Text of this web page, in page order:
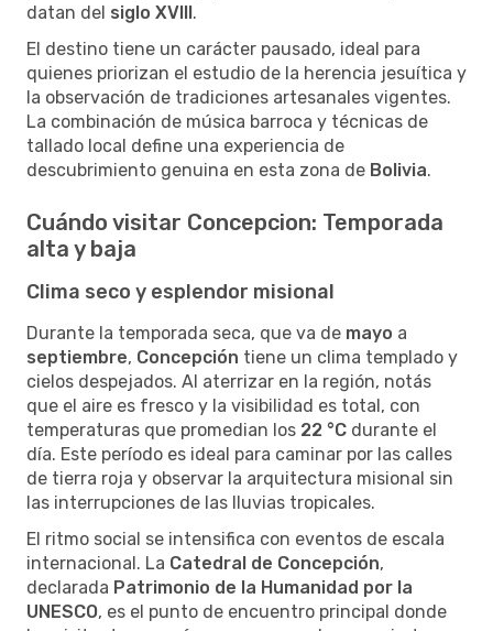
datan del siglo XVIII.
El destino tiene un carácter pausado, ideal para
quienes priorizan el estudio de la herencia jesuítica y
la observación de tradiciones artesanales vigentes.
La combinación de música barroca y técnicas de
tallado local define una experiencia de
descubrimiento genuina en esta zona de Bolivia.
Cuándo visitar Concepcion: Temporada
alta y baja
Clima seco y esplendor misional
Durante la temporada seca, que va de mayo a
septiembre, Concepción tiene un clima templado y
cielos despejados. Al aterrizar en la región, notás
que el aire es fresco y la visibilidad es total, con
temperaturas que promedian los 22 °C durante el
día. Este período es ideal para caminar por las calles
de tierra roja y observar la arquitectura misional sin
las interrupciones de las lluvias tropicales.
El ritmo social se intensifica con eventos de escala
internacional. La Catedral de Concepción,
declarada Patrimonio de la Humanidad por la
UNESCO, es el punto de encuentro principal donde